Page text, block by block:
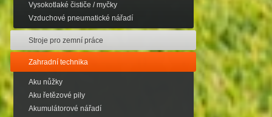
Vysokotlaké čističe / myčky
Vzduchové pneumatické nářadí
Stroje pro zemní práce
Zahradní technika
Aku nůžky
Aku řetězové pily
Akumulátorové nářadí